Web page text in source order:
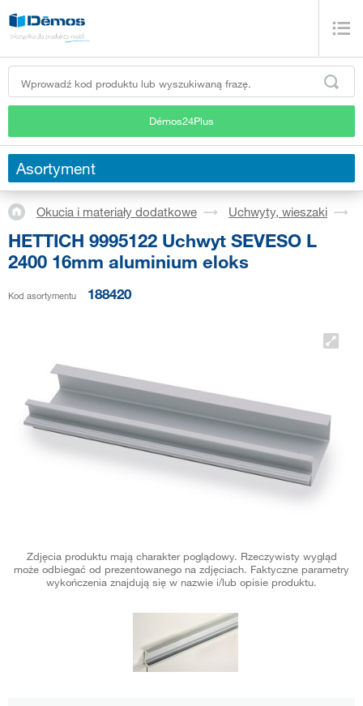
Démos24Plus
Asortyment
Okucia i materiały dodatkowe Uchwyty, wieszaki
HETTICH 9995122 Uchwyt SEVESO L
2400 16mm aluminium eloks
Kod asortymentu 188420
Zdjęcia produktu mają charakter poglądowy. Rzeczywisty wygląd
może odbiegać od prezentowanego na zdjęciach. Faktyczne parametry
wykończenia znajdują się w nazwie i/lub opisie produktu.